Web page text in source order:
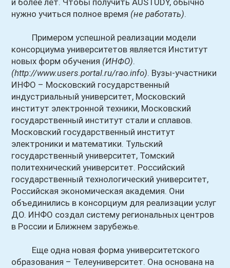
и более лет. Чтобы получить AUSTUDY, обычно
нужно учиться полное время (не работать).
Примером успешной реализации модели
консорциума университетов является Институт
новых форм обучения (ИНФО).
(http://www.users.portal.ru/rao.info). Вузы-участники
ИНФО – Московский государственный
индустриальный университет, Московский
институт электронной техники, Московский
государственный институт стали и сплавов.
Московский государственный институт
электроники и математики. Тульский
государственный университет, Томский
политехнический университет. Российский
государственный технологический университет,
Российская экономическая академия. Они
объединились в консорциум для реализации услуг
ДО. ИНФО создал систему региональных центров
в России и Ближнем зарубежье.
Еще одна новая форма университетского
образования – Телеуниверситет. Она основана на